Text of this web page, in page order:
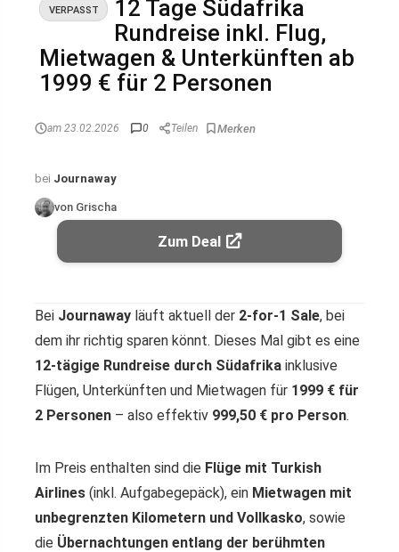
VERPASST
12 Tage Südafrika
Rundreise inkl. Flug,
Mietwagen & Unterkünften ab
1999 € für 2 Personen
am 23.02.2026 0 Teilen
bei Journaway
von Grischa
Zum Deal
Bei Journaway läuft aktuell der 2-for-1 Sale, bei
dem ihr richtig sparen könnt. Dieses Mal gibt es eine
12-tägige Rundreise durch Südafrika inklusive
Flügen, Unterkünften und Mietwagen für 1999 € für
2 Personen – also effektiv 999,50 € pro Person.
Im Preis enthalten sind die Flüge mit Turkish
Airlines (inkl. Aufgabegepäck), ein Mietwagen mit
unbegrenzten Kilometern und Vollkasko, sowie
die Übernachtungen entlang der berühmten